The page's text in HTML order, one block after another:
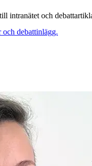
intranätet och
debattinlägg.